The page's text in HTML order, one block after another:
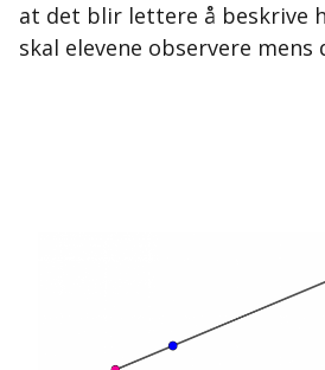
at det blir lettere å beskrive
skal elevene observere